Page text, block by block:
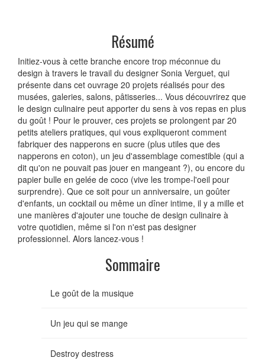
Résumé
Initiez-vous à cette branche encore trop méconnue du
design à travers le travail du designer Sonia Verguet, qui
présente dans cet ouvrage 20 projets réalisés pour des
musées, galeries, salons, pâtisseries... Vous découvrirez que
le design culinaire peut apporter du sens à vos repas en plus
du goût ! Pour le prouver, ces projets se prolongent par 20
petits ateliers pratiques, qui vous expliqueront comment
fabriquer des napperons en sucre (plus utiles que des
napperons en coton), un jeu d'assemblage comestible (qui a
dit qu'on ne pouvait pas jouer en mangeant ?), ou encore du
papier bulle en gelée de coco (vive les trompe-l'oeil pour
surprendre). Que ce soit pour un anniversaire, un goûter
d'enfants, un cocktail ou même un dîner intime, il y a mille et
une manières d'ajouter une touche de design culinaire à
votre quotidien, même si l'on n'est pas designer
professionnel. Alors lancez-vous !
Sommaire
Le goût de la musique
Un jeu qui se mange
Destroy destress